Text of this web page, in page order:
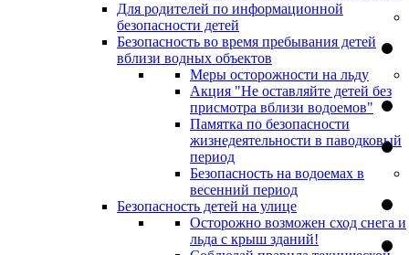
Для родителей по информационной
безопасности детей
Безопасность во время пребывания детей
вблизи водных объектов
Меры осторожности на льду
Акция "Не оставляйте детей без
присмотра вблизи водоемов"
Памятка по безопасности
жизнедеятельности в паводковый
период
Безопасность на водоемах в
весенний период
Безопасность детей на улице
Осторожно возможен сход снега и
льда с крыш зданий!